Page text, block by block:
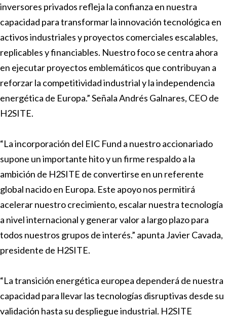
inversores privados refleja la confianza en nuestra
capacidad para transformar la innovación tecnológica en
activos industriales y proyectos comerciales escalables,
replicables y financiables. Nuestro foco se centra ahora
en ejecutar proyectos emblemáticos que contribuyan a
reforzar la competitividad industrial y la independencia
energética de Europa.” Señala Andrés Galnares, CEO de
H2SITE.
“La incorporación del EIC Fund a nuestro accionariado
supone un importante hito y un firme respaldo a la
ambición de H2SITE de convertirse en un referente
global nacido en Europa. Este apoyo nos permitirá
acelerar nuestro crecimiento, escalar nuestra tecnología
a nivel internacional y generar valor a largo plazo para
todos nuestros grupos de interés.” apunta Javier Cavada,
presidente de H2SITE.
“La transición energética europea dependerá de nuestra
capacidad para llevar las tecnologías disruptivas desde su
validación hasta su despliegue industrial. H2SITE